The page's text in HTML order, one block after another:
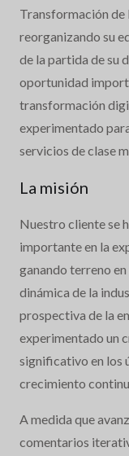
Transformación de
reorganizando su
de la partida de su
oportunidad
transformación
experimentado
servicios de clase
La misión
Nuestro cliente se
importante en la
ganando terreno
dinámica de la
prospectiva de la
experimentado un
significativo en los
crecimiento
A medida que
comentarios